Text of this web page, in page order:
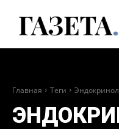
Главная Теги